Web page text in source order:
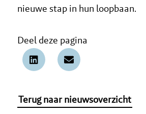
nieuwe stap in hun loopbaan.
Deel deze pagina
Terug naar nieuwsoverzicht